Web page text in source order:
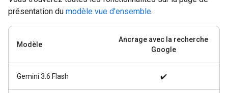
présentation du modèle vue d'ensemble.
Modèle
Ancrage avec la recherche
Google
Gemini 3.6 Flash ✔️